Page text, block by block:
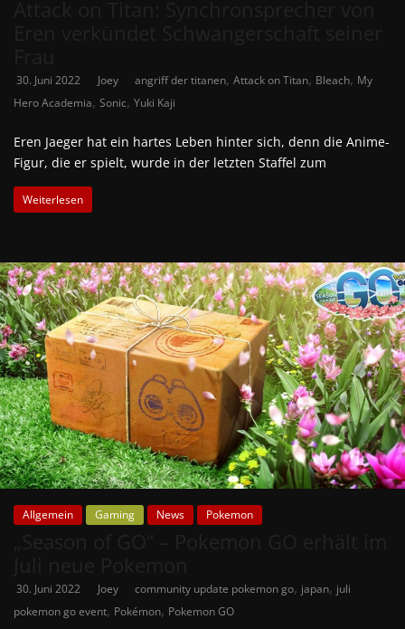
30. Juni 2022 Joey angriff der titanen, Attack on Titan, Bleach, My
Hero Academia, Sonic, Yuki Kaji
Eren Jaeger hat ein hartes Leben hinter sich, denn die Anime-
Figur, die er spielt, wurde in der letzten Staffel zum
Weiterlesen
Allgemein Gaming News Pokemon
30. Juni 2022 Joey community update pokemon go, japan, juli
pokemon go event, Pokémon, Pokemon GO